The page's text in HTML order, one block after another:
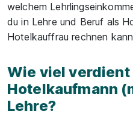
welchem
du in Lehre und Beruf als
Hotelkauffrau rechnen
Wie viel verdient
Hotelkaufmann
Lehre?